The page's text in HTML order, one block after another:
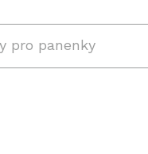
pro panenky